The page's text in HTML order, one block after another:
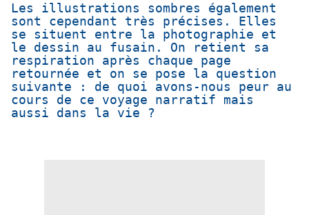
Les illustrations sombres également
sont cependant très précises. Elles
se situent entre la photographie et
le dessin au fusain. On retient sa
respiration après chaque page
retournée et on se pose la question
suivante : de quoi avons-nous peur au
cours de ce voyage narratif mais
aussi dans la vie ?